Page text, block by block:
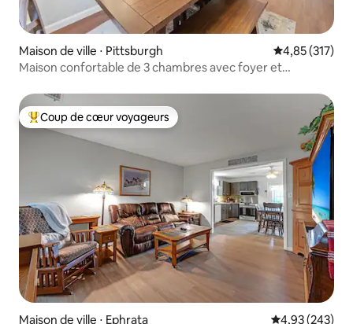
Maison de ville ⋅ Pittsburgh Évaluation
4,85 (317)
Maison confortable de 3 chambres avec foyer et
Coups de cœur voyageurs les plus appréciés
Coup de cœur voyageurs
Maison de ville ⋅ Ephrata Évaluation
4,93 (243)